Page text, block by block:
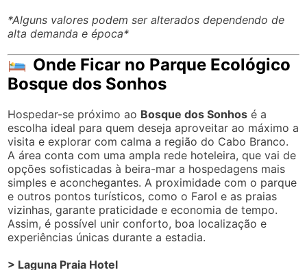
*Alguns valores podem ser alterados dependendo de
alta demanda e época*
Onde Ficar no Parque Ecológico
Bosque dos Sonhos
Hospedar-se próximo ao Bosque dos Sonhos é a
escolha ideal para quem deseja aproveitar ao máximo a
visita e explorar com calma a região do Cabo Branco.
A área conta com uma ampla rede hoteleira, que vai de
opções sofisticadas à beira-mar a hospedagens mais
simples e aconchegantes. A proximidade com o parque
e outros pontos turísticos, como o Farol e as praias
vizinhas, garante praticidade e economia de tempo.
Assim, é possível unir conforto, boa localização e
experiências únicas durante a estadia.
> Laguna Praia Hotel